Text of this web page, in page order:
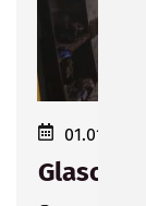
01.01.2024